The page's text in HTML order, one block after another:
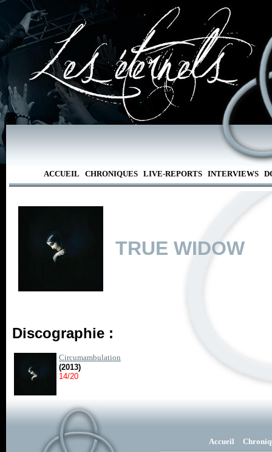
ACCUEIL CHRONIQUES LIVE-REPORTS INTERVIEWS
TRUE WIDOW
Discographie :
Circumambulation
(2013)
14/20
Accueil